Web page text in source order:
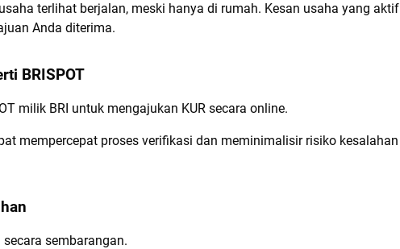
terlihat berjalan, meski hanya di rumah. Kesan usaha yang aktif
Anda diterima.
BRISPOT
milik BRI untuk mengajukan KUR secara online.
mempercepat proses verifikasi dan meminimalisir risiko kesalahan
sembarangan.